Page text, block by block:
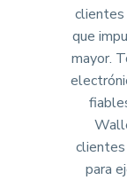
que
mayor.
para